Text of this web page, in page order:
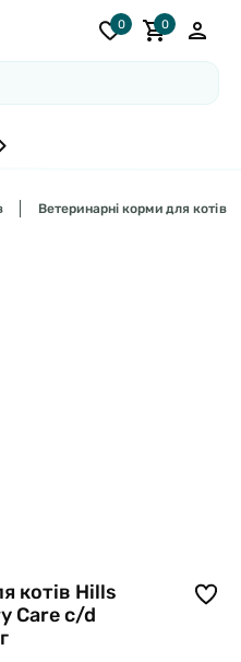
0 0
Ветеринарні корми для котів
котів Hills
Care c/d